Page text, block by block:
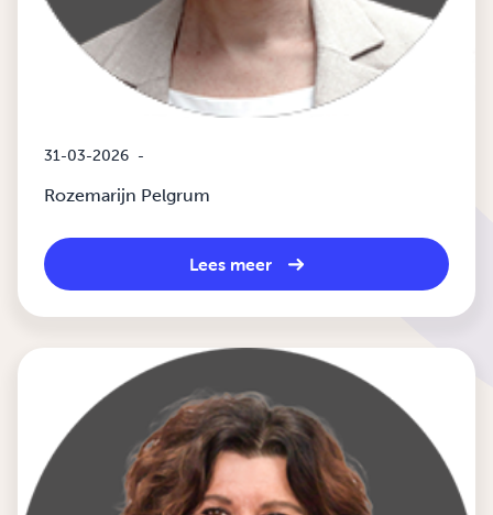
31-03-2026 -
Rozemarijn Pelgrum
Lees meer